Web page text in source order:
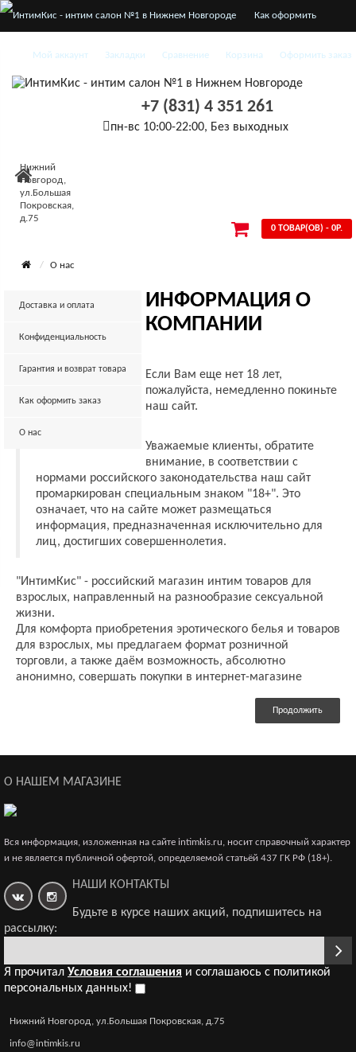
Как оформить
О нас
Доставка и оплата
Мой аккаунт Закладки Сравнение Корзина Оформить заказ
+7 (831) 4 351 261
пн-вс 10:00-22:00, Без выходных
Нижний
Новгород,
ул.Большая
Покровская,
д.75
0 ТОВАР(ОВ) - 0Р.
О нас
Доставка и оплата
Конфиденциальность
Гарантия и возврат товара
Как оформить заказ
О нас
ИНФОРМАЦИЯ О
КОМПАНИИ
Если Вам еще нет 18 лет,
пожалуйста, немедленно покиньте
наш сайт.
Уважаемые клиенты, обратите
внимание, в соответствии с
нормами российского законодательства наш сайт
промаркирован специальным знаком "18+". Это
означает, что на сайте может размещаться
информация, предназначенная исключительно для
лиц, достигших совершеннолетия.
"ИнтимКис" - российский магазин интим товаров для
взрослых, направленный на разнообразие сексуальной
жизни.
Для комфорта приобретения эротического белья и товаров
для взрослых, мы предлагаем формат розничной
торговли, а также даём возможность, абсолютно
анонимно, совершать покупки в интернет-магазине
Продолжить
О НАШЕМ МАГАЗИНЕ
Вся информация, изложенная на сайте intimkis.ru, носит справочный характер
и не является публичной офертой, определяемой статьёй 437 ГК РФ (18+).
НАШИ КОНТАКТЫ
Будьте в курсе наших акций, подпишитесь на
рассылку:
Я прочитал Условия соглашения и соглашаюсь с политикой
персональных данных!
Нижний Новгород, ул.Большая Покровская, д.75
info@intimkis.ru